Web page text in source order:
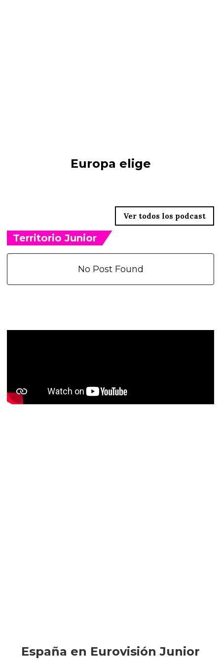
Europa elige
Ver todos los podcast
Territorio Junior
No Post Found
España en Eurovisión Junior